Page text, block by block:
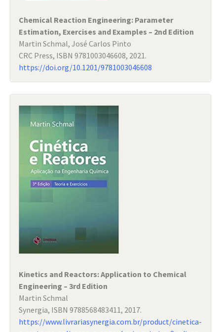
Chemical Reaction Engineering: Parameter
Estimation, Exercises and Examples – 2nd Edition
Martin Schmal, José Carlos Pinto
CRC Press, ISBN 9781003046608, 2021.
https://doi.org/10.1201/9781003046608
Kinetics and Reactors: Application to Chemical
Engineering – 3rd Edition
Martin Schmal
Synergia, ISBN 9788568483411, 2017.
https://www.livrariasynergia.com.br/product/cinetica-